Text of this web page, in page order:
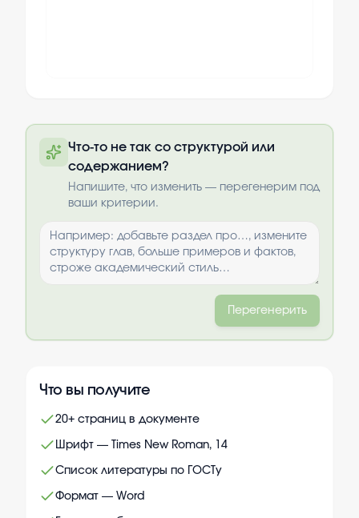
оплаты
Что-то не так со структурой или
содержанием?
Напишите, что изменить — перегенерим под
ваши критерии.
Перегенерить
Что вы получите
20+ страниц в документе
Шрифт — Times New Roman, 14
Список литературы по ГОСТу
Формат — Word